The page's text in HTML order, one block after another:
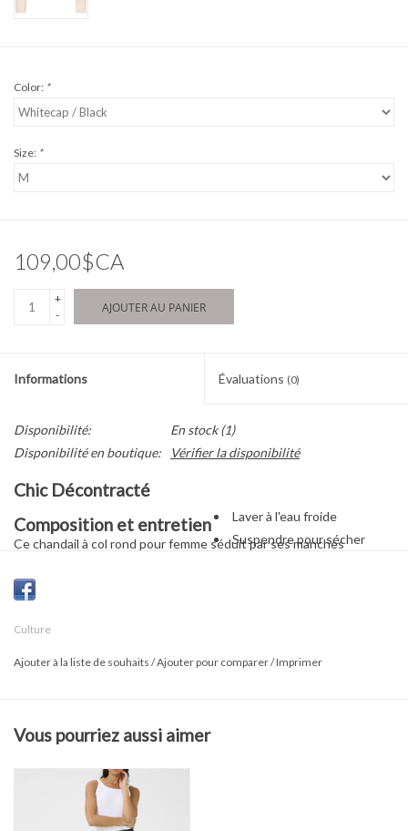
Color: *
Size: *
109,00$CA
+
-
AJOUTER AU PANIER
Informations Évaluations (0)
Disponibilité: En stock(1)
Disponibilité en boutique:
Vérifier la disponibilité
Chic Décontracté
Ce chandail à col rond pour femme séduit par ses manches
fois confortable et raffiné, il apporte une touche de style sans
peau, parfait pour un look moderne et versatile.
Composition et entretien
Laver à l'eau froide
Suspendre pour sécher
Culture
Ajouter à la liste de souhaits /Ajouter pour comparer/Imprimer
Vous pourriez aussi aimer